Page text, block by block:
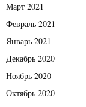
Март 2021
Февраль 2021
Январь 2021
Декабрь 2020
Ноябрь 2020
Октябрь 2020